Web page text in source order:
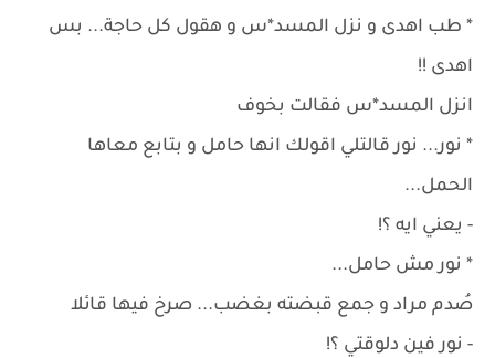
* طب اهدى و نزل المسد*س و هقول كل حاجة... بس
اهدى !!
انزل المسد*س فقالت بخوف
* نور... نور قالتلي اقولك انها حامل و بتابع معاها
الحمل...
- يعني ايه ؟!
* نور مش حامل...
صُدم مراد و جمع قبضته بغضب... صرخ فيها قائلا
- نور فين دلوقتي ؟!